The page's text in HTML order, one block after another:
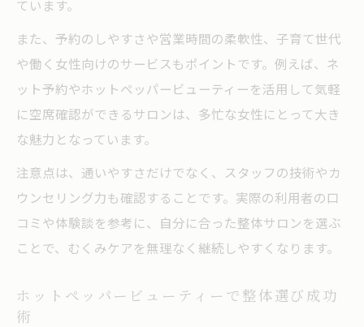
ています。
また、予約のしやすさや営業時間の柔軟性、子育て世代
や働く女性向けのサービスもポイントです。例えば、ネ
ット予約やホットペッパービューティーを活用して気軽
に空席確認ができるサロンは、多忙な女性にとって大き
な魅力となっています。
注意点は、通いやすさだけでなく、スタッフの技術やカ
ウンセリング力も確認することです。実際の利用者の口
コミや体験談を参考に、自分に合った整体サロンを選ぶ
ことで、むくみケアを無理なく継続しやすくなります。
ホットペッパービューティーで整体選び成功
術